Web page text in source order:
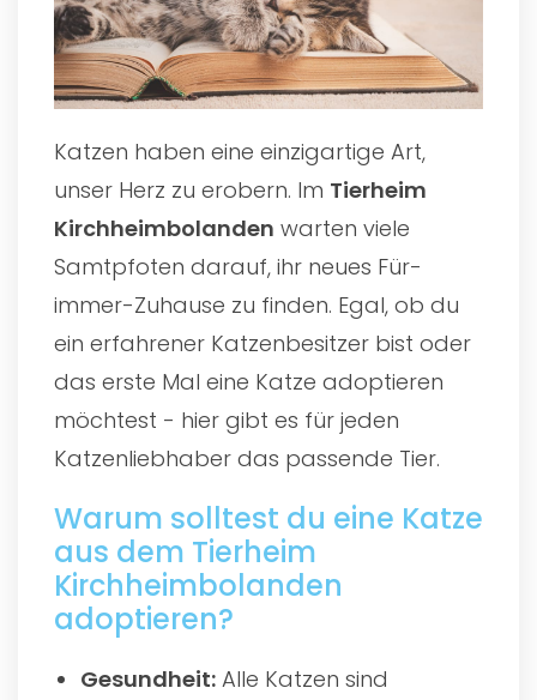
Katzen haben eine einzigartige Art,
unser Herz zu erobern. Im Tierheim
Kirchheimbolanden warten viele
Samtpfoten darauf, ihr neues Für-
immer-Zuhause zu finden. Egal, ob du
ein erfahrener Katzenbesitzer bist oder
das erste Mal eine Katze adoptieren
möchtest - hier gibt es für jeden
Katzenliebhaber das passende Tier.
Warum solltest du eine Katze
aus dem Tierheim
Kirchheimbolanden
adoptieren?
Gesundheit: Alle Katzen sind